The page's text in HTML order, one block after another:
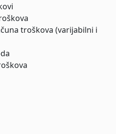
troškova (varijabilni i